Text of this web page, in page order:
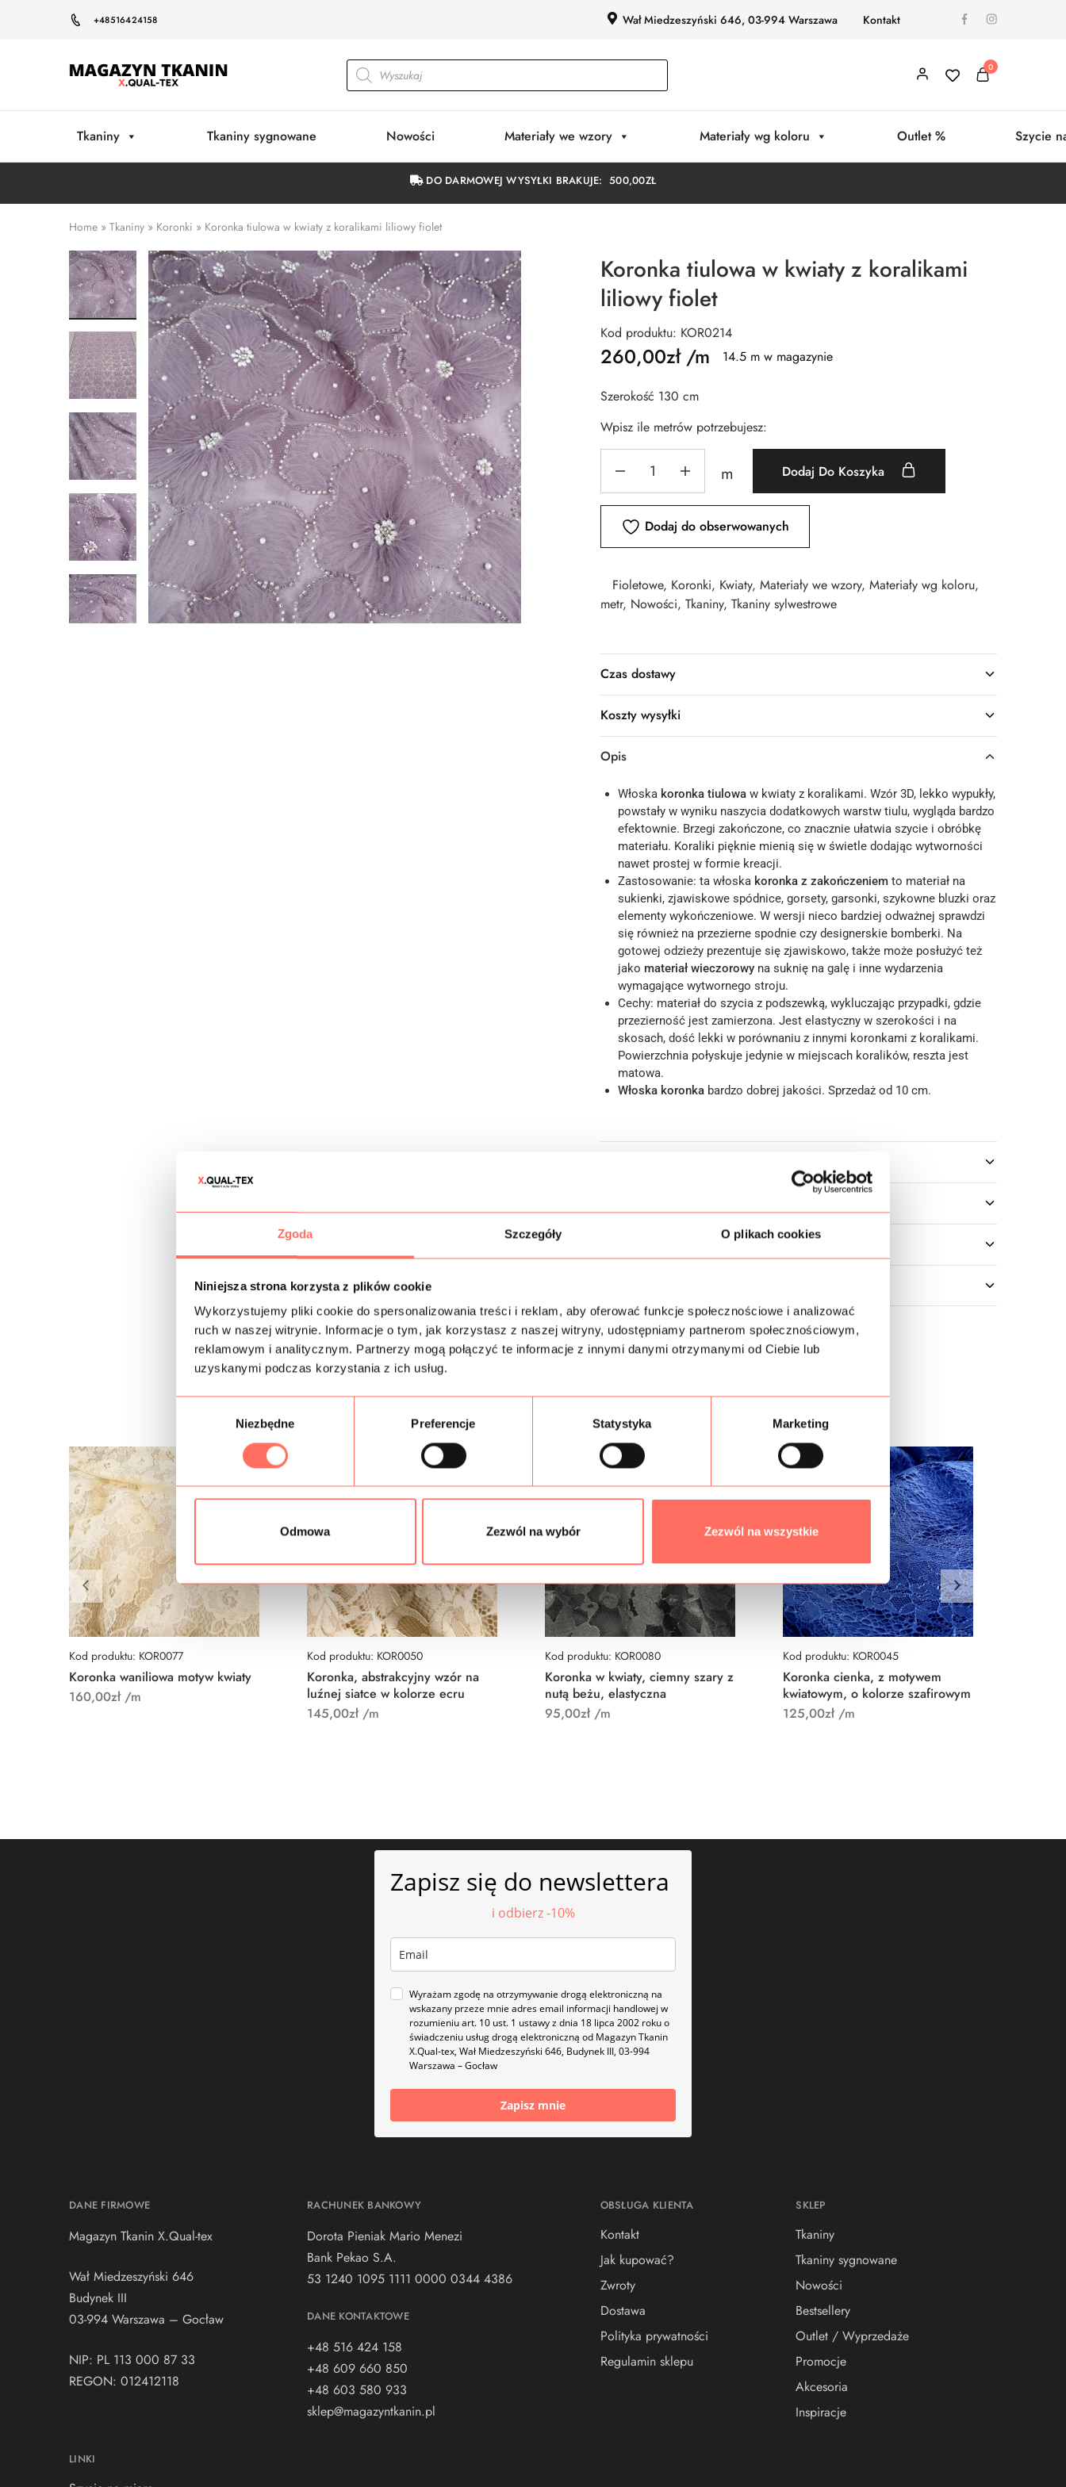
Zgoda Szczegóły O plikach cookies
Niniejsza strona korzysta z plików cookie
Wykorzystujemy pliki cookie do spersonalizowania treści i reklam, aby oferować funkcje społecznościowe i analizować
ruch w naszej witrynie. Informacje o tym, jak korzystasz z naszej witryny, udostępniamy partnerom społecznościowym,
reklamowym i analitycznym. Partnerzy mogą połączyć te informacje z innymi danymi otrzymanymi od Ciebie lub
uzyskanymi podczas korzystania z ich usług.
g
d
y
Niezbędne Preferencje Statystyka Marketing
Odmowa Zezwól na wybór Zezwól na wszystkie
+48516424158 Wał Miedzeszyński 646, 03-994 Warszawa Kontakt
Magazyn
0
Tkaniny Tkaniny sygnowane Nowości Materiały we wzory Materiały wg koloru Outlet % Szycie
DO DARMOWEJ WYSYŁKI BRAKUJE:500,00ZŁ
Home » Tkaniny » Koronki » Koronka tiulowa w kwiaty z koralikami liliowy fiolet
Koronka tiulowa w kwiaty z koralikami
liliowy fiolet
Kod produktu: KOR0214
260,00zł/m 14.5 m w magazynie
Szerokość 130 cm
Wpisz ile metrów potrzebujesz:
m Dodaj Do Koszyka
Dodaj do obserwowanych
Fioletowe, Koronki, Kwiaty, Materiały we wzory, Materiały wg koloru,
metr, Nowości, Tkaniny, Tkaniny sylwestrowe
Czas dostawy
Koszty wysyłki
Opis
Włoska koronka tiulowaw kwiaty z koralikami. Wzór 3D, lekko wypukły,
powstały w wyniku naszycia dodatkowych warstw tiulu, wygląda bardzo
efektownie. Brzegi zakończone, co znacznie ułatwia szycie i obróbkę
materiału. Koraliki pięknie mienią się w świetle dodając wytworności
nawet prostej w formie kreacji.
Zastosowanie: ta włoska koronka z zakończeniem to materiał na
sukienki, zjawiskowe spódnice, gorsety, garsonki, szykowne bluzki oraz
elementy wykończeniowe. W wersji nieco bardziej odważnej sprawdzi
się również na przezierne spodnie czy designerskie bomberki. Na
gotowej odzieży prezentuje się zjawiskowo, także może posłużyć też
jako materiał wieczorowy na suknię na galę i inne wydarzenia
wymagające wytwornego stroju.
Cechy: materiał do szycia z podszewką, wykluczając przypadki, gdzie
przezierność jest zamierzona. Jest elastyczny w szerokości i na
skosach, dość lekki w porównaniu z innymi koronkami z koralikami.
Powierzchnia połyskuje jedynie w miejscach koralików, reszta jest
matowa.
Włoska koronka bardzo dobrej jakości. Sprzedaż od 10 cm.
Podobne produkty
Kod produktu: KOR0077
Koronka waniliowa motyw kwiaty
160,00zł/m
Kod produktu: KOR0050
Koronka, abstrakcyjny wzór na
luźnej siatce w kolorze ecru
145,00zł/m
Kod produktu: KOR0080
Koronka w kwiaty, ciemny szary z
nutą beżu, elastyczna
95,00zł/m
Kod produktu: KOR0045
Koronka cienka, z motywem
kwiatowym, o kolorze szafirowym
125,00zł/m
Zapisz się do newslettera
i odbierz -10%
Wyrażam zgodę na otrzymywanie drogą elektroniczną na
wskazany przeze mnie adres email informacji handlowej w
rozumieniu art. 10 ust. 1 ustawy z dnia 18 lipca 2002 roku o
świadczeniu usług drogą elektroniczną od Magazyn Tkanin
X.Qual-tex, Wał Miedzeszyński 646, Budynek III, 03-994
Warszawa – Gocław
Zapisz mnie
DANE FIRMOWE
Magazyn Tkanin X.Qual-tex
Wał Miedzeszyński 646
Budynek III
03-994 Warszawa – Gocław
NIP: PL 113 000 87 33
REGON: 012412118
LINKI
RACHUNEK BANKOWY
Dorota Pieniak Mario Menezi
Bank Pekao S.A.
53 1240 1095 1111 0000 0344 4386
DANE KONTAKTOWE
+48 516 424 158
+48 609 660 850
+48 603 580 933
sklep@magazyntkanin.pl
OBSŁUGA KLIENTA
Kontakt
Jak kupować?
Zwroty
Dostawa
Polityka prywatności
Regulamin sklepu
SKLEP
Tkaniny
Tkaniny sygnowane
Nowości
Bestsellery
Outlet / Wyprzedaże
Promocje
Akcesoria
Inspiracje